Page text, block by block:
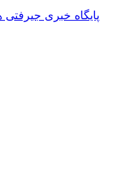
پایگاه خبری جیرفتی